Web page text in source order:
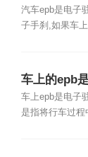
汽车epb是电子
子手刹,如果车
车上的epb
车上epb是电子
是指将行车过